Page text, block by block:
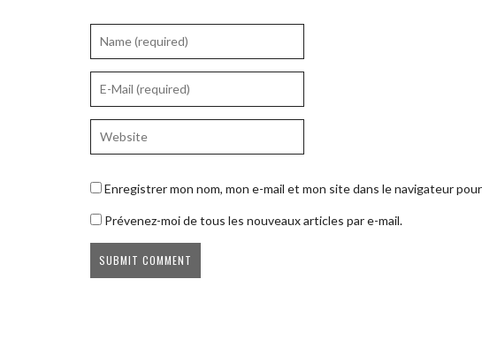
Enregistrer mon nom, mon e-mail et mon site dans le navigateur
Prévenez-moi de tous les nouveaux articles par e-mail.